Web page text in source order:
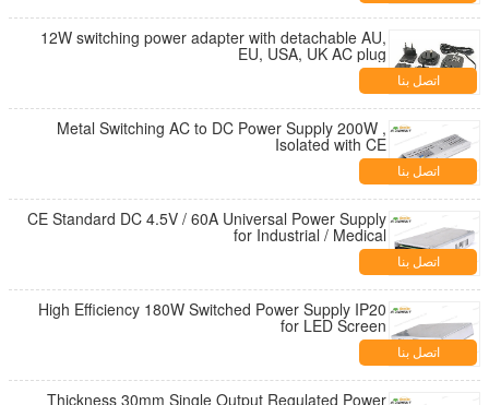
12W switching power adapter with detachable AU,
EU, USA, UK AC plug
اتصل بنا
Metal Switching AC to DC Power Supply 200W ,
Isolated with CE
اتصل بنا
CE Standard DC 4.5V / 60A Universal Power Supply
for Industrial / Medical
اتصل بنا
High Efficiency 180W Switched Power Supply IP20
for LED Screen
اتصل بنا
Thickness 30mm Single Output Regulated Power